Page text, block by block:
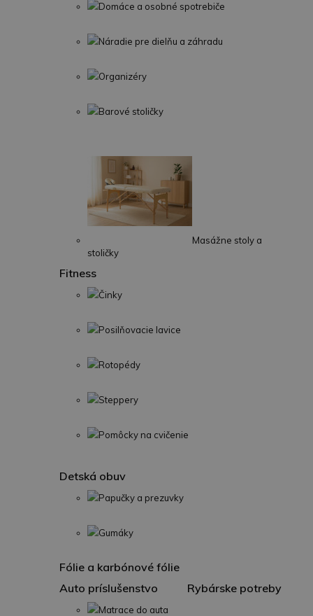
Domáce a osobné spotrebiče
Náradie pre dielňu a záhradu
Organizéry
Barové stoličky
Masážne stoly a
stoličky
Fitness
Činky
Posilňovacie lavice
Rotopédy
Steppery
Pomôcky na cvičenie
Detská obuv
Papučky a prezuvky
Gumáky
Fólie a karbónové fólie
Auto príslušenstvo
Matrace do auta
Rybárske potreby